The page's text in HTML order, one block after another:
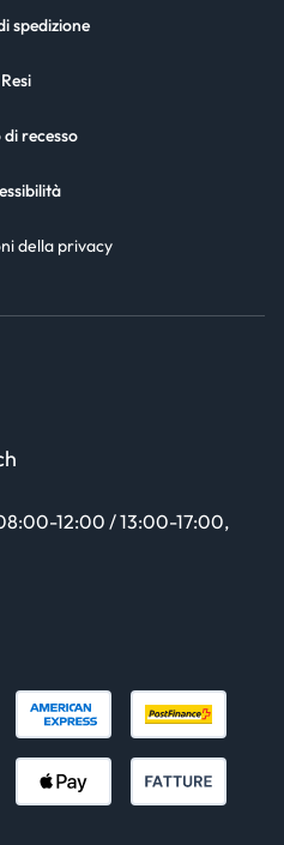
spedizione
Resi
recesso
della privacy
12:00 / 13:00-17:00,